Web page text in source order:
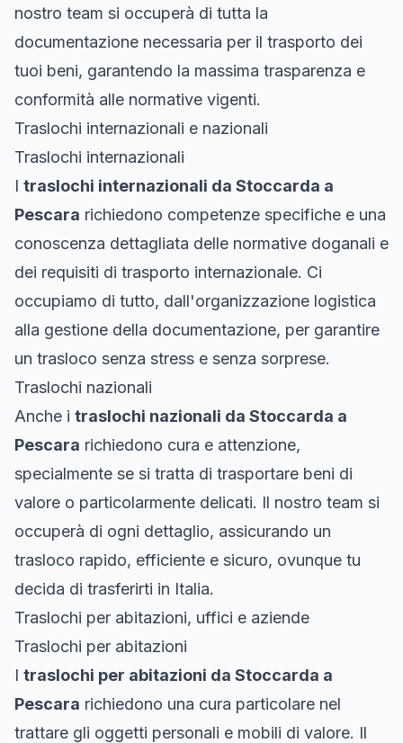
nostro team si occuperà di tutta la
documentazione necessaria per il trasporto dei
tuoi beni, garantendo la massima trasparenza e
conformità alle normative vigenti.
Traslochi internazionali e nazionali
Traslochi internazionali
I traslochi internazionali da Stoccarda a
Pescara richiedono competenze specifiche e una
conoscenza dettagliata delle normative doganali e
dei requisiti di trasporto internazionale. Ci
occupiamo di tutto, dall'organizzazione logistica
alla gestione della documentazione, per garantire
un trasloco senza stress e senza sorprese.
Traslochi nazionali
Anche i traslochi nazionali da Stoccarda a
Pescara richiedono cura e attenzione,
specialmente se si tratta di trasportare beni di
valore o particolarmente delicati. Il nostro team si
occuperà di ogni dettaglio, assicurando un
trasloco rapido, efficiente e sicuro, ovunque tu
decida di trasferirti in Italia.
Traslochi per abitazioni, uffici e aziende
Traslochi per abitazioni
I traslochi per abitazioni da Stoccarda a
Pescara richiedono una cura particolare nel
trattare gli oggetti personali e mobili di valore. Il